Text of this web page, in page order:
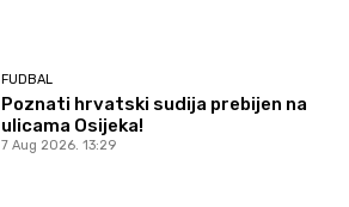
FUDBAL
Poznati hrvatski sudija prebijen na
ulicama Osijeka!
7 Aug 2026. 13:29